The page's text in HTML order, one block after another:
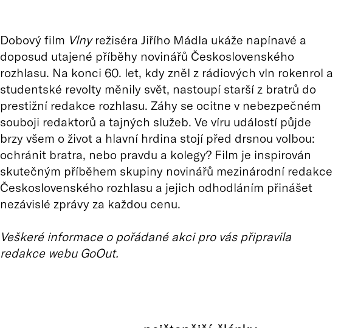
Dobový film Vlnyrežiséra Jiřího Mádla ukáže napínavé a
doposud utajené příběhy novinářů Československého
rozhlasu. Na konci 60. let, kdy zněl z rádiových vln rokenrol a
studentské revolty měnily svět, nastoupí starší z bratrů do
prestižní redakce rozhlasu. Záhy se ocitne v nebezpečném
souboji redaktorů a tajných služeb. Ve víru událostí půjde
brzy všem o život a hlavní hrdina stojí před drsnou volbou:
ochránit bratra, nebo pravdu a kolegy? Film je inspirován
skutečným příběhem skupiny novinářů mezinárodní redakce
Československého rozhlasu a jejich odhodláním přinášet
nezávislé zprávy za každou cenu.
Veškeré informace o pořádané akci pro vás připravila
redakce webu GoOut.